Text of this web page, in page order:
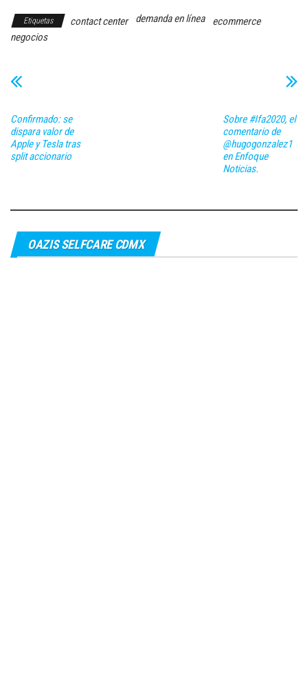
Etiquetas contact center demanda en línea
ecommerce
negocios
Confirmado: se
dispara valor de
Apple y Tesla tras
split accionario
Sobre #Ifa2020, el
comentario de
@hugogonzalez1
en Enfoque
Noticias.
OAZIS SELFCARE CDMX